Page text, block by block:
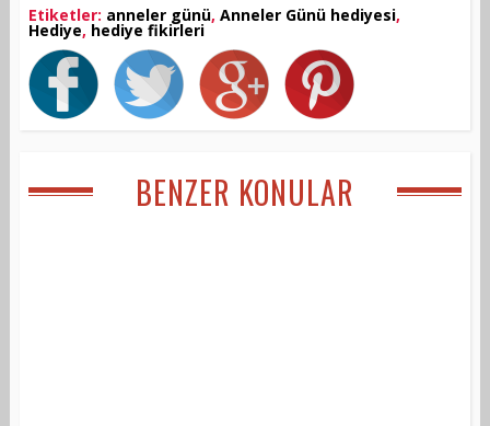
Etiketler: anneler günü, Anneler Günü hediyesi,
Hediye, hediye fikirleri
BENZER KONULAR